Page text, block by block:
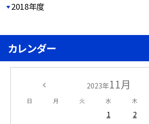
2018年度
カレンダー
2023年11月
日 月 火 水 木
1 2